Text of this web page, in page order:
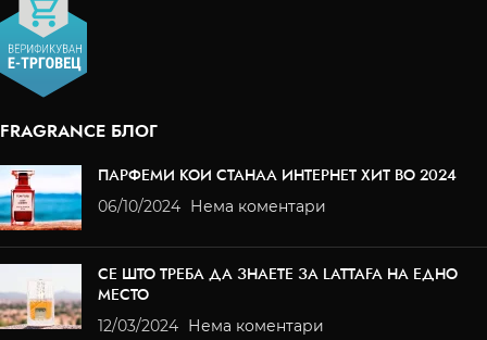
FRAGRANCE БЛОГ
ПАРФЕМИ КОИ СТАНАА ИНТЕРНЕТ ХИТ ВО 2024
06/10/2024 Нема коментари
СЕ ШТО ТРЕБА ДА ЗНАЕТЕ ЗА LATTAFA НА ЕДНО
МЕСТО
12/03/2024 Нема коментари